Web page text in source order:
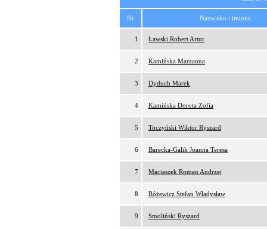
Nr Nazwisko i imiona
1 Ławski Robert Artur
2 Kamińska Marzanna
3 Dyduch Marek
4 Kamińska Dorota Zofia
5 Toczyński Wiktor Ryszard
6 Barecka-Galik Joanna Teresa
7 Maciaszek Roman Andrzej
8 Różewicz Stefan Władysław
9 Smoliński Ryszard